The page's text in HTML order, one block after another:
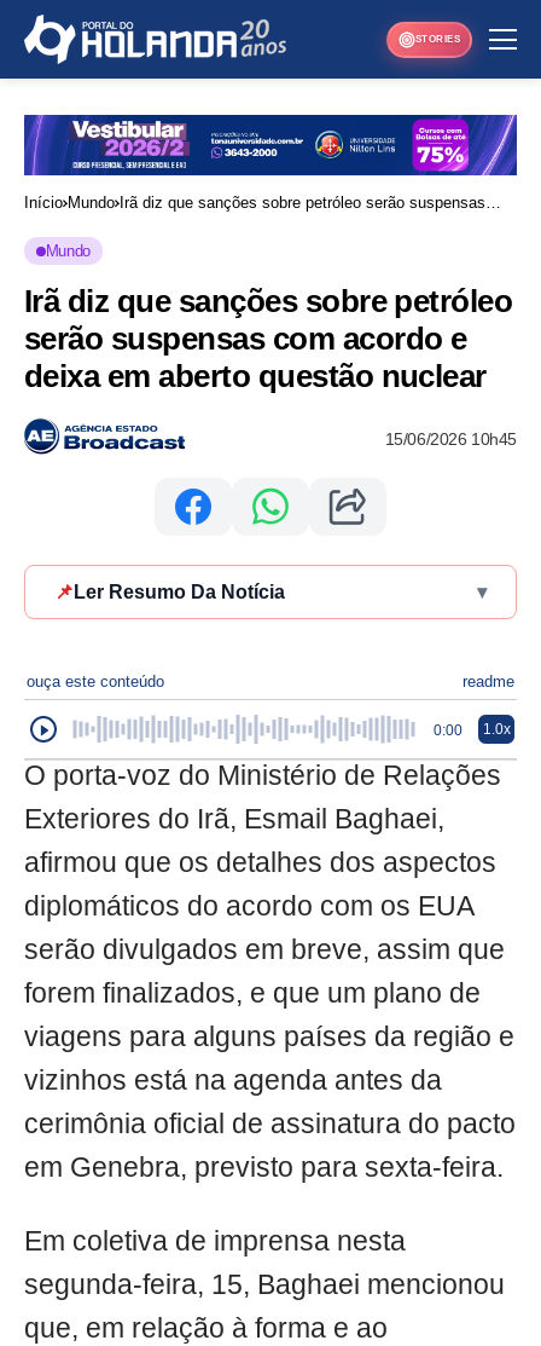
STORIES
Início Mundo Irã diz que sanções sobre petróleo serão suspensas
Mundo
Irã diz que sanções sobre petróleo
serão suspensas com acordo e
deixa em aberto questão nuclear
15/06/2026 10h45
📌 Ler Resumo Da Notícia ▾
ouça este conteúdo readme
0:00 1.0x
O porta-voz do Ministério de Relações
Exteriores do Irã, Esmail Baghaei,
afirmou que os detalhes dos aspectos
diplomáticos do acordo com os EUA
serão divulgados em breve, assim que
forem finalizados, e que um plano de
viagens para alguns países da região e
vizinhos está na agenda antes da
cerimônia oficial de assinatura do pacto
em Genebra, previsto para sexta-feira.
Em coletiva de imprensa nesta
segunda-feira, 15, Baghaei mencionou
que, em relação à forma e ao